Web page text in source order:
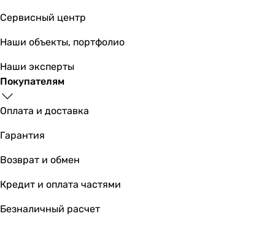
70 мм
-
Высота в упаковке
70 мм
100 мм
100 мм
-
70 мм
70 мм
70 мм
Сервисный центр
Наши объекты, портфолио
Наши эксперты
Покупателям
Оплата и доставка
Гарантия
Возврат и обмен
Кредит и оплата частями
Безналичный расчет